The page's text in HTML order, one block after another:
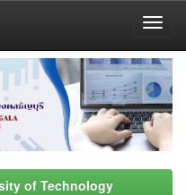
of Technology